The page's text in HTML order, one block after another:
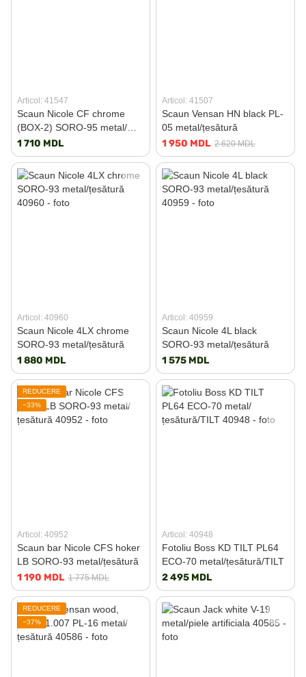
Articol: 41547
Scaun Nicole CF chrome
(BOX-2) SORO-95 metal/
țesătură
1 710 MDL
Articol: 41507
Scaun Vensan HN black PL-
05 metal/țesătură
1 950 MDL 2 620 MDL
Articol: 40960
Scaun Nicole 4LX chrome
SORO-93 metal/țesătură
1 880 MDL
Articol: 40959
Scaun Nicole 4L black
SORO-93 metal/țesătură
1 575 MDL
REDUCERE
−33%
Articol: 40952
Scaun bar Nicole CFS hoker
LB SORO-93 metal/țesătură
1 190 MDL 1 775 MDL
Articol: 40948
Fotoliu Boss KD TILT PL64
ECO-70 metal/țesătură/TILT
2 495 MDL
REDUCERE
−37%